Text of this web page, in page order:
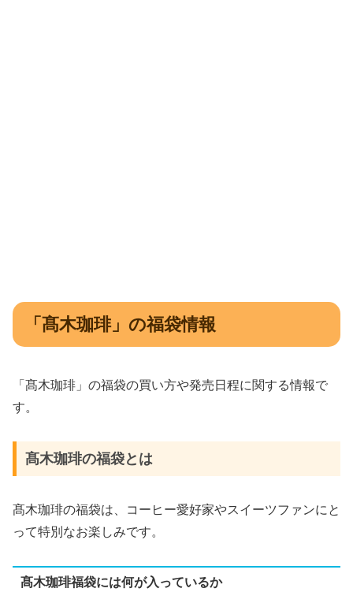
「髙木珈琲」の福袋情報
「髙木珈琲」の福袋の買い方や発売日程に関する情報で
す。
髙木珈琲の福袋とは
髙木珈琲の福袋は、コーヒー愛好家やスイーツファンにと
って特別なお楽しみです。
髙木珈琲福袋には何が入っているか